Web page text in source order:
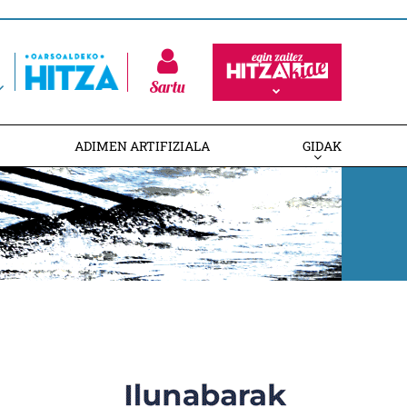
Sartu
ADIMEN ARTIFIZIALA GIDAK